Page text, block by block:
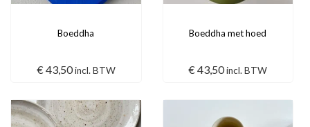
Boeddha
€ 43,50 incl. BTW
Boeddha met hoed
€ 43,50incl. BTW